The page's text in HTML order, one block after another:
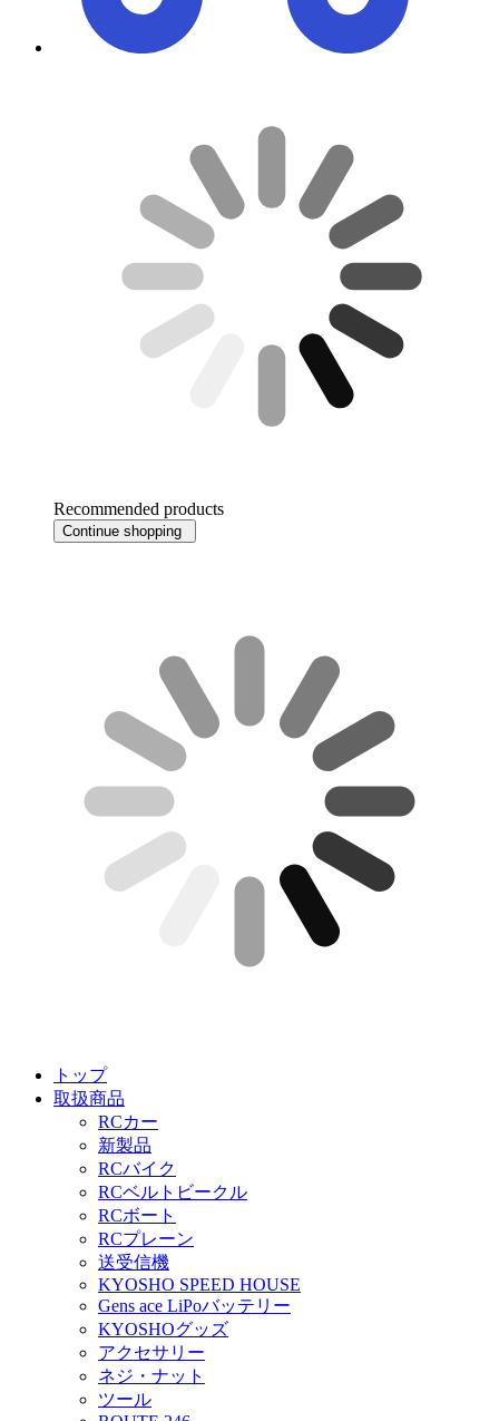
Recommended products
Continue shopping
トップ
取扱商品
RCカー
新製品
RCバイク
RCベルトビークル
RCボート
RCプレーン
送受信機
KYOSHO SPEED HOUSE
Gens ace LiPoバッテリー
KYOSHOグッズ
アクセサリー
ネジ・ナット
ツール